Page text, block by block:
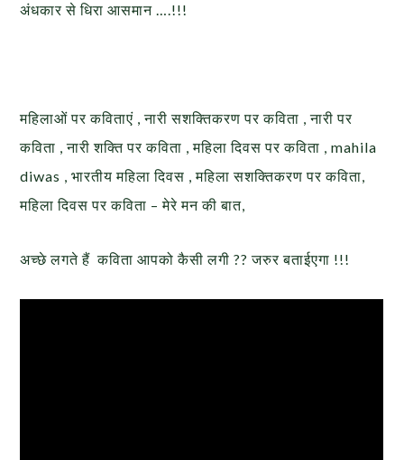
अंधकार से धिरा आसमान ….!!!
महिलाओं पर कविताएं , नारी सशक्तिकरण पर कविता , नारी पर
कविता , नारी शक्ति पर कविता , महिला दिवस पर कविता , mahila
diwas , भारतीय महिला दिवस , महिला सशक्तिकरण पर कविता,
महिला दिवस पर कविता – मेरे मन की बात,
अच्छे लगते हैं कविता आपको कैसी लगी ?? जरुर बताईएगा !!!